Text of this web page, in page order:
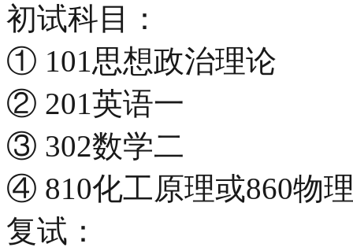
初试科目：
① 101思想政治理论
② 201英语一
③ 302数学二
④ 810化工原理或860物
复试：